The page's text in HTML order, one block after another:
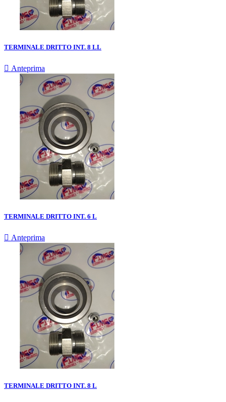
TERMINALE DRITTO INT. 8 LL
 Anteprima
TERMINALE DRITTO INT. 6 L
 Anteprima
TERMINALE DRITTO INT. 8 L